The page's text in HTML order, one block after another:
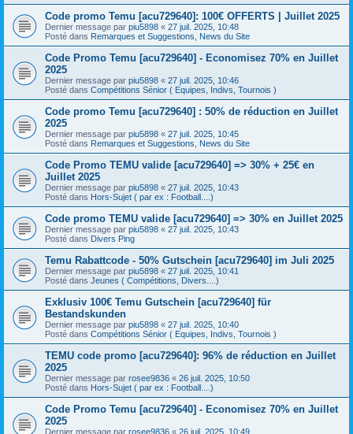
Code promo Temu [acu729640]: 100€ OFFERTS | Juillet 2025
Dernier message par piu5898 « 27 juil. 2025, 10:48
Posté dans Remarques et Suggestions, News du Site
Code Promo Temu [acu729640] - Economisez 70% en Juillet
2025
Dernier message par piu5898 « 27 juil. 2025, 10:46
Posté dans Compétitions Sénior ( Equipes, Indivs, Tournois )
Code promo Temu [acu729640] : 50% de réduction en Juillet
2025
Dernier message par piu5898 « 27 juil. 2025, 10:45
Posté dans Remarques et Suggestions, News du Site
Code Promo TEMU valide [acu729640] => 30% + 25€ en
Juillet 2025
Dernier message par piu5898 « 27 juil. 2025, 10:43
Posté dans Hors-Sujet ( par ex : Football....)
Code promo TEMU valide [acu729640] => 30% en Juillet 2025
Dernier message par piu5898 « 27 juil. 2025, 10:43
Posté dans Divers Ping
Temu Rabattcode - 50% Gutschein [acu729640] im Juli 2025
Dernier message par piu5898 « 27 juil. 2025, 10:41
Posté dans Jeunes ( Compétitions, Divers....)
Exklusiv 100€ Temu Gutschein [acu729640] für
Bestandskunden
Dernier message par piu5898 « 27 juil. 2025, 10:40
Posté dans Compétitions Sénior ( Equipes, Indivs, Tournois )
TEMU code promo [acu729640]: 96% de réduction en Juillet
2025
Dernier message par rosee9836 « 26 juil. 2025, 10:50
Posté dans Hors-Sujet ( par ex : Football....)
Code Promo Temu [acu729640] - Economisez 70% en Juillet
2025
Dernier message par rosee9836 « 26 juil. 2025, 10:49